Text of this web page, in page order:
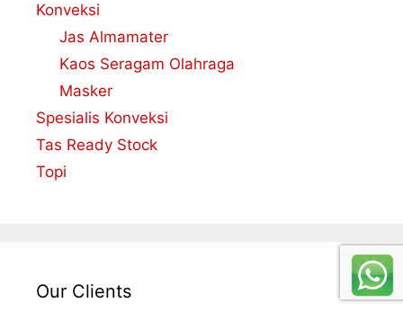
Konveksi
Jas Almamater
Kaos Seragam Olahraga
Masker
Spesialis Konveksi
Tas Ready Stock
Topi
Our Clients